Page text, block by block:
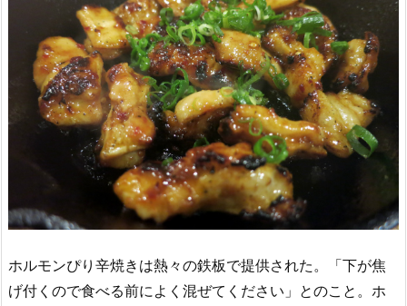
ホルモンぴり辛焼きは熱々の鉄板で提供された。「下が焦
げ付くので食べる前によく混ぜてください」とのこと。ホ